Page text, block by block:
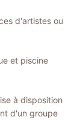
d'artistes ou
et piscine
à disposition
d'un groupe